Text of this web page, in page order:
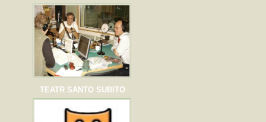
TEATR SANTO SUBITO